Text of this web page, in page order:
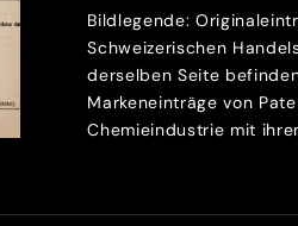
Bildlegende:
Schweizerischen
derselben Seite
Markeneinträge von
Chemieindustrie mit